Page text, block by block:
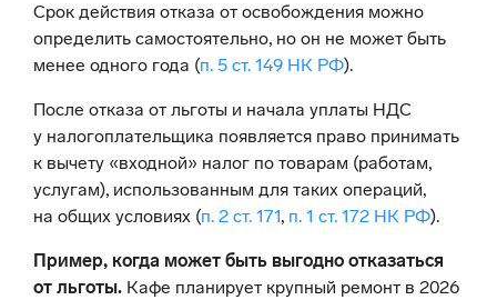
Срок действия отказа от освобождения можно
определить самостоятельно, но он не может быть
менее одного года (п. 5 ст. 149 НК РФ).
После отказа от льготы и начала уплаты НДС
у налогоплательщика появляется право принимать
к вычету «входной» налог по товарам (работам,
услугам), использованным для таких операций,
на общих условиях (п. 2 ст. 171, п. 1 ст. 172 НК РФ).
Пример, когда может быть выгодно отказаться
от льготы. Кафе планирует крупный ремонт в 2026